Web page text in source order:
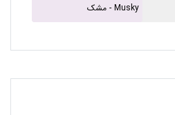
مشک - Musky